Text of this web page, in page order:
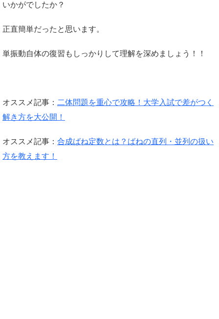
いかがでしたか？
正直簡単だったと思います。
単振動自体の復習もしっかりして理解を深めましょう！！
オススメ記事： 二体問題を重心で攻略！大学入試で差がつく
解き方を大公開！
オススメ記事： 合成ばね定数とは？ばねの直列・並列の扱い
方を教えます！